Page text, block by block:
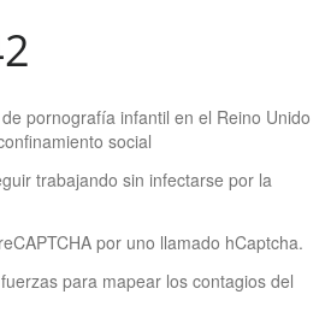
pornografía infantil en el Reino Unido
social
trabajando sin infectarse por la
por uno llamado hCaptcha.
para mapear los contagios del